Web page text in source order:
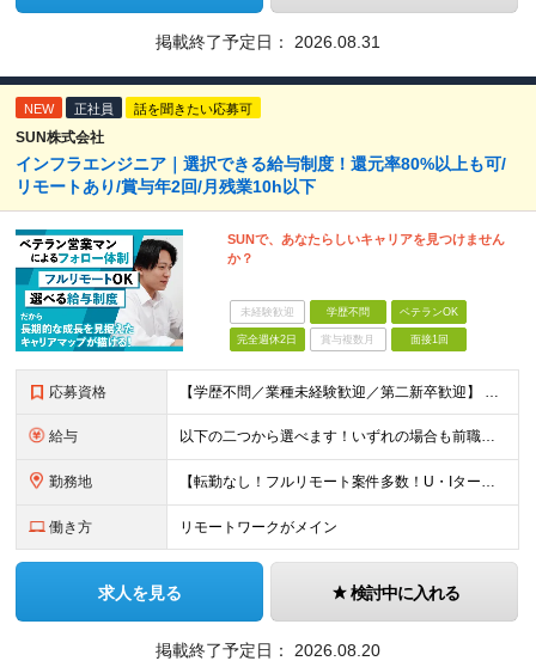
掲載終了予定日： 2026.08.31
NEW 正社員 話を聞きたい応募可
SUN株式会社
インフラエンジニア｜選択できる給与制度！還元率80%以上も可/
リモートあり/賞与年2回/月残業10h以下
SUNで、あなたらしいキャリアを見つけません
か？
未経験歓迎 学歴不問 ベテランOK
完全週休2日 賞与複数月 面接1回
応募資格 【学歴不問／業種未経験歓迎／第二新卒歓迎】 ■IT・システムエンジニアの実務経験をお持ちの方※工程や使用言語、経験年数は不問 ◎転職回数は不問 ＼下記のような方にオススメ／ ・安定した収入を得たい方
給与 以下の二つから選べます！いずれの場合も前職の給与を考盛し給与シミュレーションを作成します。 【プロセス型（コツコツ給与を上げたい方向け）】 ■月給25万円～50万円 ※年齢や社歴、仕事の取り組み姿勢
勤務地 【転勤なし！フルリモート案件多数！U・Iターン歓迎】 一都三県を中心に豊富な案件を保有しております！ 東京・愛知・大阪・広島・福岡・新潟の 各プロジェクト先または自社拠点 ※勤務地は希望を考慮します
働き方 リモートワークがメイン
求人を見る 検討中に入れる
掲載終了予定日： 2026.08.20